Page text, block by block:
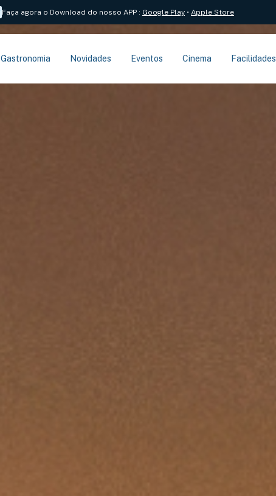
Faça agora o Download do nosso APP : Google Play • Apple Store
Gastronomia Novidades Eventos Cinema Facilidades